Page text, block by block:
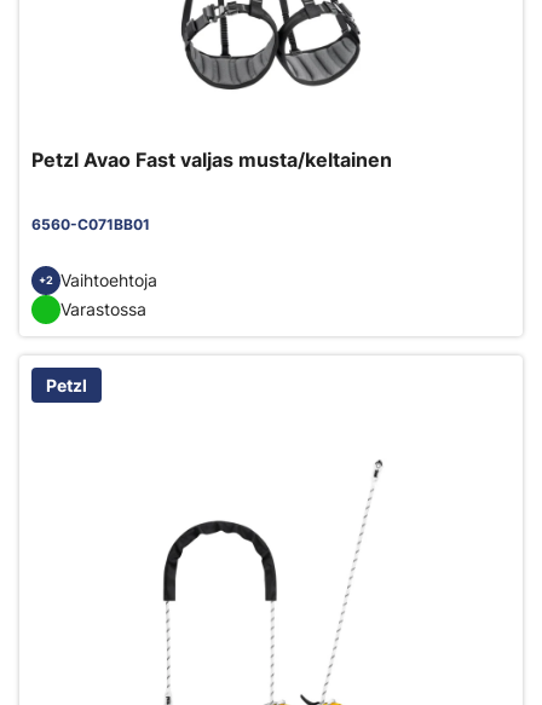
Petzl Avao Fast valjas musta/keltainen
6560-C071BB01
+2 Vaihtoehtoja
Varastossa
Petzl